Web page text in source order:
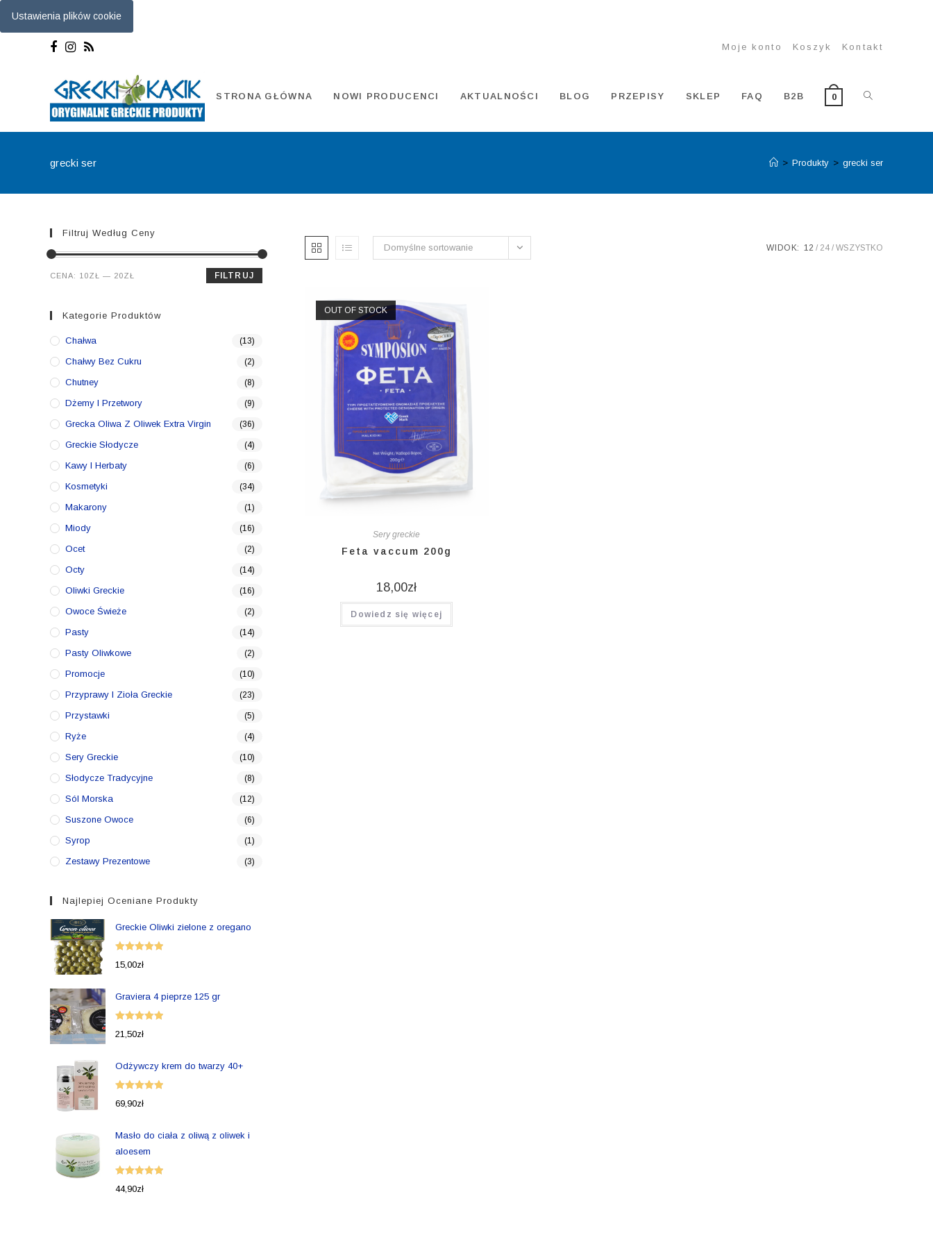
Ustawienia plików cookie
Moje konto Koszyk Kontakt
STRONA GŁÓWNA NOWI PRODUCENCI AKTUALNOŚCI BLOG PRZEPISY SKLEP FAQ B2B 0 TOGGLE
WEBSITE
grecki ser > Produkty > grecki ser
Domyślne sortowanie WIDOK: 12 24 WSZYSTKO
OUT OF STOCK
Sery greckie
Feta vaccum 200g
18,00zł
Dowiedz się więcej
Filtruj Według Ceny
Cena
Cena
FILTRUJ
CENA: 10ZŁ — 20ZŁ
Kategorie Produktów
Chałwa (13)
Chałwy Bez Cukru (2)
Chutney (8)
Dżemy I Przetwory (9)
Grecka Oliwa Z Oliwek Extra Virgin (36)
Greckie Słodycze (4)
Kawy I Herbaty (6)
Kosmetyki (34)
Makarony (1)
Miody (16)
Ocet (2)
Octy (14)
Oliwki Greckie (16)
Owoce Świeże (2)
Pasty (14)
Pasty Oliwkowe (2)
Promocje (10)
Przyprawy I Zioła Greckie (23)
Przystawki (5)
Ryże (4)
Sery Greckie (10)
Słodycze Tradycyjne (8)
Sól Morska (12)
Suszone Owoce (6)
Syrop (1)
Zestawy Prezentowe (3)
Najlepiej Oceniane Produkty
Greckie Oliwki zielone z oregano
Oceniono
15,00zł
Graviera 4 pieprze 125 gr
Oceniono
21,50zł
Odżywczy krem do twarzy 40+
Oceniono
69,90zł
Masło do ciała z oliwą z oliwek i
aloesem
Oceniono
44,90zł